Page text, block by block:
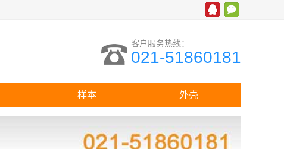
客户服务热线：
021-51860181
样本 外壳